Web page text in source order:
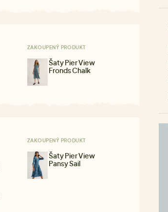
ZAKOUPENÝ PRODUKT
Šaty Pier View
Fronds Chalk
ZAKOUPENÝ PRODUKT
Šaty Pier View
Pansy Sail